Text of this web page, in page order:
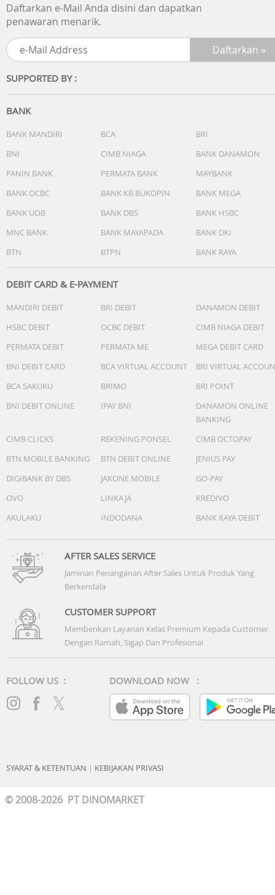
Daftarkan e-Mail Anda disini dan dapatkan
penawaran menarik.
SUPPORTED BY :
BANK
BANK MANDIRI BCA
BRI
BNI
CIMB NIAGA
BANK DANAMON
PANIN BANK
PERMATA BANK
MAYBANK
BANK OCBC
BANK KB BUKOPIN
BANK MEGA
BANK UOB
BANK DBS
BANK HSBC
MNC BANK
BANK MAYAPADA
BANK DKI
BTN
BTPN BANK RAYA
DEBIT CARD & E-PAYMENT
MANDIRI DEBIT BRI DEBIT
DANAMON DEBIT
HSBC DEBIT
OCBC DEBIT
CIMB NIAGA DEBIT
PERMATA DEBIT
PERMATA ME
MEGA DEBIT CARD
BNI DEBIT CARD
BCA VIRTUAL ACCOUNT
BRI VIRTUAL
BCA SAKUKU
BRIMO
BRI POINT
BNI DEBIT ONLINE
IPAY BNI
DANAMON ONLINE
BANKING
CIMB CLICKS
REKENING PONSEL
CIMB OCTOPAY
BTN MOBILE BANKING
BTN DEBIT ONLINE
JENIUS PAY
DIGIBANK BY DBS
JAKONE MOBILE
GO-PAY
OVO
LINKAJA
KREDIVO
AKULAKU
INDODANA BANK RAYA DEBIT
AFTER SALES SERVICE
Jaminan Penanganan After Sales Untuk Produk Yang
Berkendala
CUSTOMER SUPPORT
Memberikan Layanan Kelas Premium Kepada Customer
Dengan Ramah, Sigap Dan Profesional
FOLLOW US : DOWNLOAD NOW :
SYARAT & KETENTUAN | KEBIJAKAN PRIVASI
© 2008-2026 PT DINOMARKET